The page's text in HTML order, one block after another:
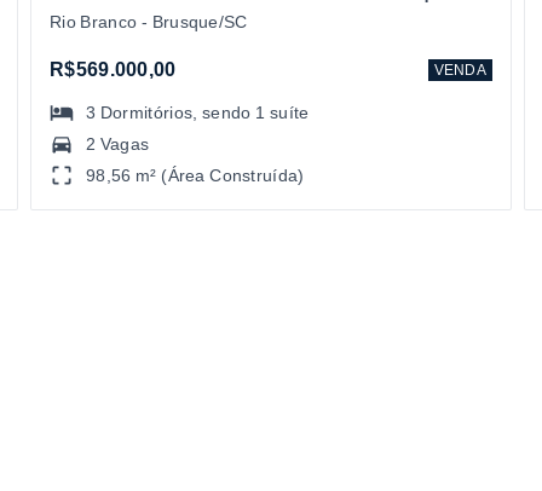
Rio Branco - Brusque/SC
R$569.000,00 VENDA
3 Dormitórios , sendo 1 suíte
2 Vagas
98,56 m² (Área Construída)